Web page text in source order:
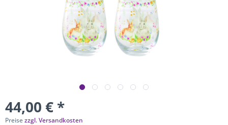
44,00 € *
Preisezzgl. Versandkosten